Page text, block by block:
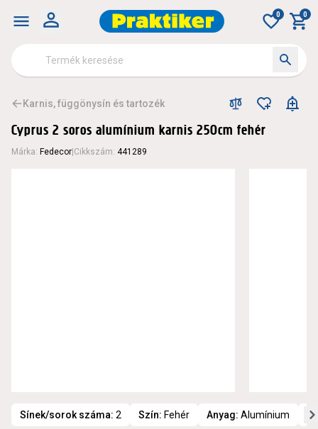
0 0
Karnis, függönysín és tartozék
Cyprus 2 soros alumínium karnis 250cm fehér
Márka: Fedecor Cikkszám: 441289
Sínek/sorok száma: 2 Szín: Fehér Anyag: Alumínium